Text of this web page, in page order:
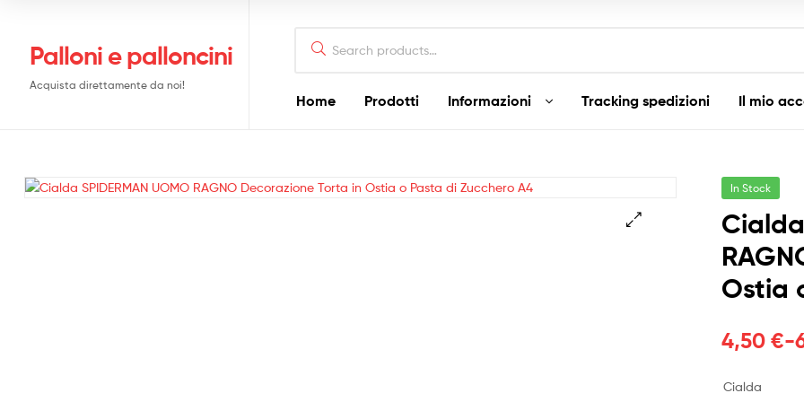
Palloni e palloncini
Acquista direttamente da noi!
for:
Home Prodotti Informazioni Tracking spedizioni Il mio
In Stock
Cialda
Ostia
4,50€-
Fascia
Cialda